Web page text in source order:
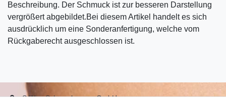
Beschreibung. Der Schmuck ist zur besseren Darstellung
vergrößert abgebildet.Bei diesem Artikel handelt es sich
ausdrücklich um eine Sonderanfertigung, welche vom
Rückgaberecht ausgeschlossen ist.
S.W.w. Schmuckwaren GmbH